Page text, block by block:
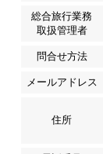
総合旅行業務
取扱管理者
問合せ方法
メールアドレス
住所